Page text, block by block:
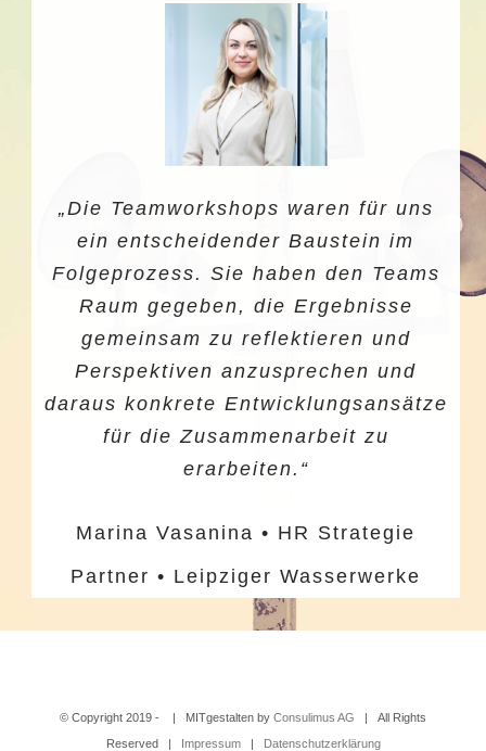
„Die Teamworkshops waren für uns
ein entscheidender Baustein im
Folgeprozess. Sie haben den Teams
Raum gegeben, die Ergebnisse
gemeinsam zu reflektieren und
Perspektiven anzusprechen und
daraus konkrete Entwicklungsansätze
für die Zusammenarbeit zu
erarbeiten. “
Marina Vasanina • HR Strategie
Partner • Leipziger Wasserwerke
© Copyright 2019 - | MITgestalten by Consulimus AG | All Rights
Reserved |
Impressum| Datenschutzerklärung